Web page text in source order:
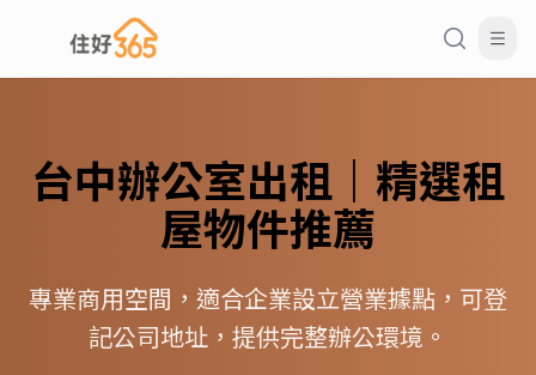
台中辦公室出租｜精選租
屋物件推薦
專業商用空間，適合企業設立營業據點，可登
記公司地址，提供完整辦公環境。